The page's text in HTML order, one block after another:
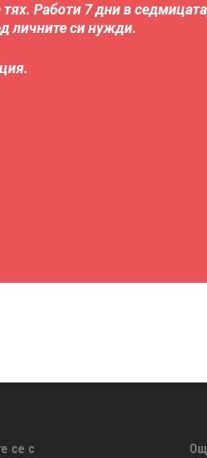
Работи 7 дни в
личните си нужди.
се с